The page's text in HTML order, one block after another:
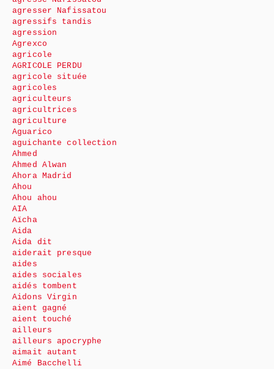
agresser Nafissatou
agressifs tandis
agression
Agrexco
agricole
AGRICOLE PERDU
agricole située
agricoles
agriculteurs
agricultrices
agriculture
Aguarico
aguichante collection
Ahmed
Ahmed Alwan
Ahora Madrid
Ahou
Ahou ahou
AIA
Aïcha
Aida
Aida dit
aiderait presque
aides
aides sociales
aidés tombent
Aidons Virgin
aient gagné
aient touché
ailleurs
ailleurs apocryphe
aimait autant
Aimé Bacchelli